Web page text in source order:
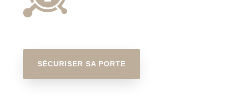
SÉCURISER SA PORTE